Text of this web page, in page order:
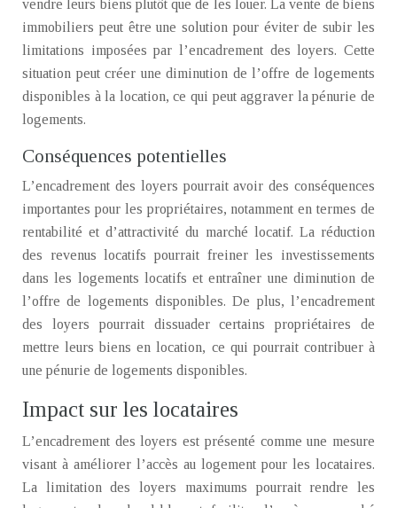
vendre leurs biens plutôt que de les louer. La vente de biens
immobiliers peut être une solution pour éviter de subir les
limitations imposées par l’encadrement des loyers. Cette
situation peut créer une diminution de l’offre de logements
disponibles à la location, ce qui peut aggraver la pénurie de
logements.
Conséquences potentielles
L’encadrement des loyers pourrait avoir des conséquences
importantes pour les propriétaires, notamment en termes de
rentabilité et d’attractivité du marché locatif. La réduction
des revenus locatifs pourrait freiner les investissements
dans les logements locatifs et entraîner une diminution de
l’offre de logements disponibles. De plus, l’encadrement
des loyers pourrait dissuader certains propriétaires de
mettre leurs biens en location, ce qui pourrait contribuer à
une pénurie de logements disponibles.
Impact sur les locataires
L’encadrement des loyers est présenté comme une mesure
visant à améliorer l’accès au logement pour les locataires.
La limitation des loyers maximums pourrait rendre les